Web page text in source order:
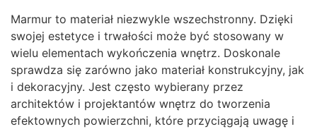
Marmur to materiał niezwykle wszechstronny. Dzięki
swojej estetyce i trwałości może być stosowany w
wielu elementach wykończenia wnętrz. Doskonale
sprawdza się zarówno jako materiał konstrukcyjny, jak
i dekoracyjny. Jest często wybierany przez
architektów i projektantów wnętrz do tworzenia
efektownych powierzchni, które przyciągają uwagę i